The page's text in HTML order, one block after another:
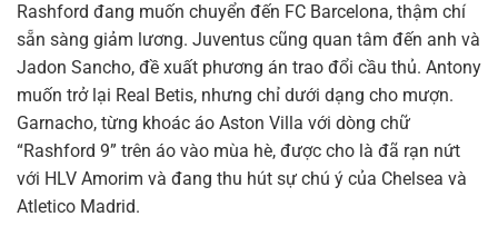
Rashford đang muốn chuyển đến FC Barcelona, thậm chí
sẵn sàng giảm lương. Juventus cũng quan tâm đến anh và
Jadon Sancho, đề xuất phương án trao đổi cầu thủ. Antony
muốn trở lại Real Betis, nhưng chỉ dưới dạng cho mượn.
Garnacho, từng khoác áo Aston Villa với dòng chữ
“Rashford 9” trên áo vào mùa hè, được cho là đã rạn nứt
với HLV Amorim và đang thu hút sự chú ý của Chelsea và
Atletico Madrid.